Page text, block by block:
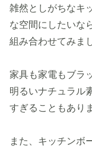
雑然としがちなキ
な空間にしたいな
組み合わせてみま
家具も家電もブラ
明るいナチュラル
すぎることもあり
また、キッチンボ